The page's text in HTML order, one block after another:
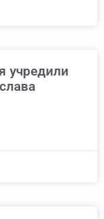
учредили